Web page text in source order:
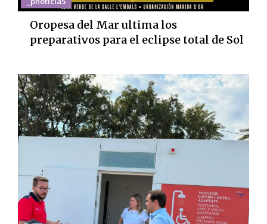
Oropesa del Mar ultima los
preparativos para el eclipse total de Sol